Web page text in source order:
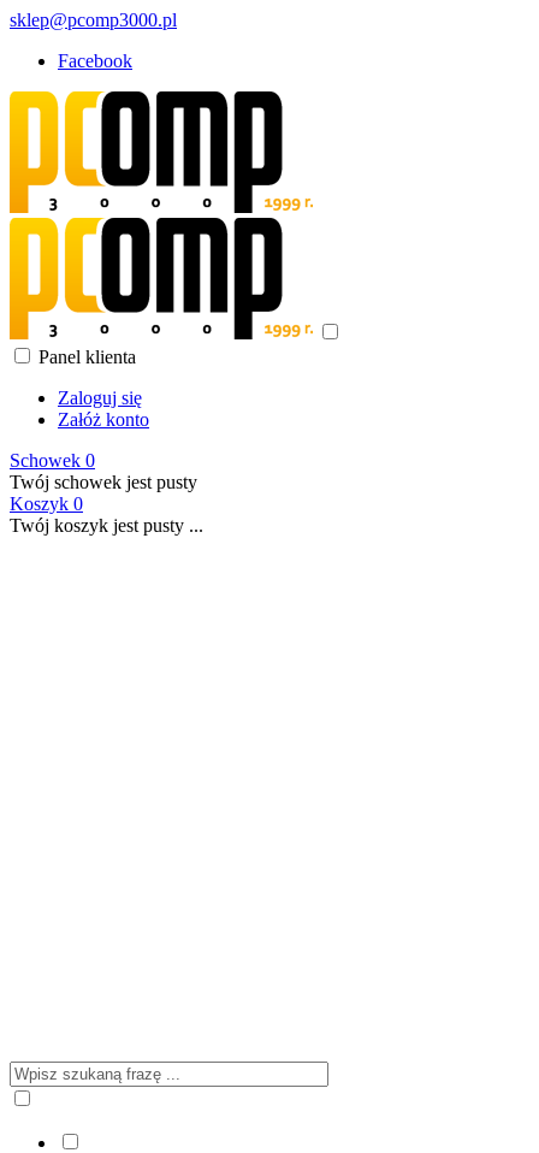
sklep@pcomp3000.pl
Facebook
Panel klienta
Zaloguj się
Załóż konto
Schowek 0
Twój schowek jest pusty
Koszyk 0
Twój koszyk jest pusty ...